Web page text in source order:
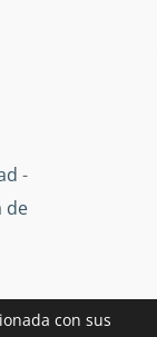
-
de
con sus